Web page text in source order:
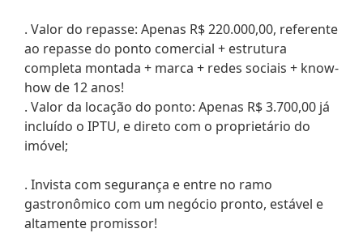
. Valor do repasse: Apenas R$ 220.000,00, referente
ao repasse do ponto comercial + estrutura
completa montada + marca + redes sociais + know-
how de 12 anos!
. Valor da locação do ponto: Apenas R$ 3.700,00 já
incluído o IPTU, e direto com o proprietário do
imóvel;
. Invista com segurança e entre no ramo
gastronômico com um negócio pronto, estável e
altamente promissor!